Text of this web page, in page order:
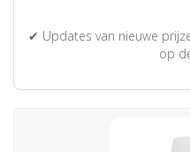
✔ Updates van nieuwe
op